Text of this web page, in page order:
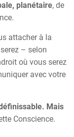
planétaire, de
attacher à la
– selon
où vous serez
avec votre
Mais
Conscience.